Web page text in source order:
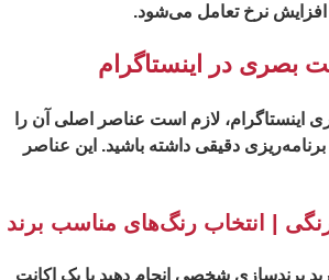
نرخ تعامل می‌شود.
بصری در اینستاگرام
لازم است عناصر اصلی آن را
دقیقی داشته باشید. این عناصر
| انتخاب رنگ‌های مناسب برند
برندسازی شخصی انجام دهید یا یک اکانت